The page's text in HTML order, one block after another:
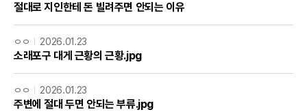
절대로 지인한테 돈 빌려주면 안되는 이유
ㅇㅇ 2026.01.23
소래포구 대게 근황의 근황.jpg
ㅇㅇ 2026.01.23
주변에 절대 두면 안되는 부류.jpg